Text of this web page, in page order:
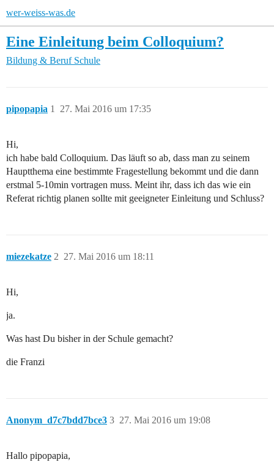
wer-weiss-was.de
Eine Einleitung beim Colloquium?
Bildung & Beruf Schule
pipopapia 27. Mai 2016 um 17:35
1
Hi,
ich habe bald Colloquium. Das läuft so ab, dass man zu seinem
Hauptthema eine bestimmte Fragestellung bekommt und die dann
erstmal 5-10min vortragen muss. Meint ihr, dass ich das wie ein
Referat richtig planen sollte mit geeigneter Einleitung und Schluss?
miezekatze 27. Mai 2016 um 18:11
2
Hi,
ja.
Was hast Du bisher in der Schule gemacht?
die Franzi
Anonym_d7c7bdd7bce3 27. Mai 2016 um 19:08
3
Hallo pipopapia,